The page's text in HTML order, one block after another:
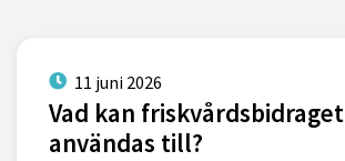
11 juni 2026
Vad kan friskvårdsbidraget
användas till?